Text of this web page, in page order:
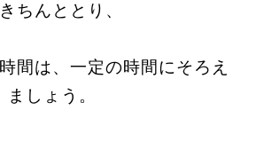
ちんととり、
間は、一定の時間にそろえ
ましょう。